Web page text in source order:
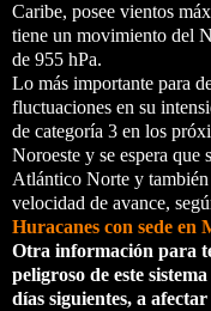
Caribe, posee vientos
tiene un movimiento del
de 955 hPa.
Lo más importante para
fluctuaciones en su
de categoría 3 en los
Noroeste y se espera que
Atlántico Norte y
velocidad de avance,
Huracanes con sede en
Otra información para
peligroso de este
días siguientes, a